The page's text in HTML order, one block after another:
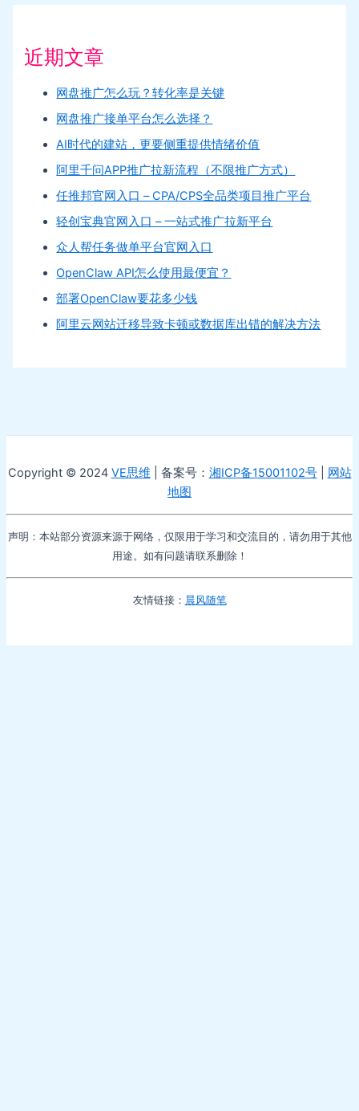
近期文章
网盘推广怎么玩？转化率是关键
网盘推广接单平台怎么选择？
AI时代的建站，更要侧重提供情绪价值
阿里千问APP推广拉新流程（不限推广方式）
任推邦官网入口 – CPA/CPS全品类项目推广平台
轻创宝典官网入口 – 一站式推广拉新平台
众人帮任务做单平台官网入口
OpenClaw API怎么使用最便宜？
部署OpenClaw要花多少钱
阿里云网站迁移导致卡顿或数据库出错的解决方法
Copyright © 2024 VE思维 | 备案号： 湘ICP备15001102号| 网站
地图
声明：本站部分资源来源于网络，仅限用于学习和交流目的，请勿用于其他
用途。如有问题请联系删除！
友情链接： 晨风随笔